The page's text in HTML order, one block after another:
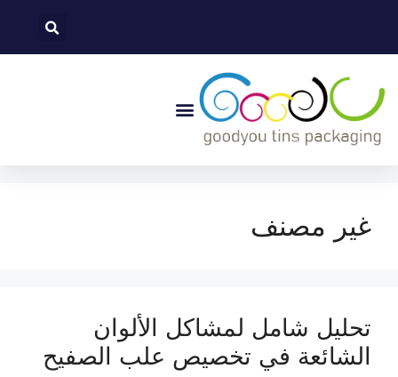
غير مصنف
تحليل شامل لمشاكل الألوان
الشائعة في تخصيص علب الصفيح